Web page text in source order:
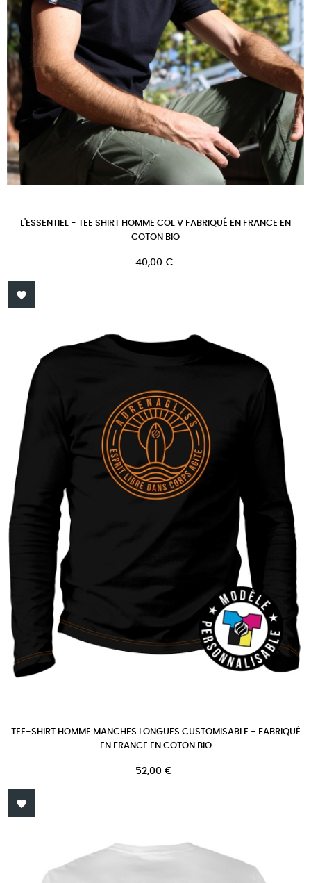
L'ESSENTIEL - TEE SHIRT HOMME COL V FABRIQUÉ EN FRANCE EN
COTON BIO
Prix
40,00 €

TEE-SHIRT HOMME MANCHES LONGUES CUSTOMISABLE - FABRIQUÉ
EN FRANCE EN COTON BIO
Prix
52,00 €
